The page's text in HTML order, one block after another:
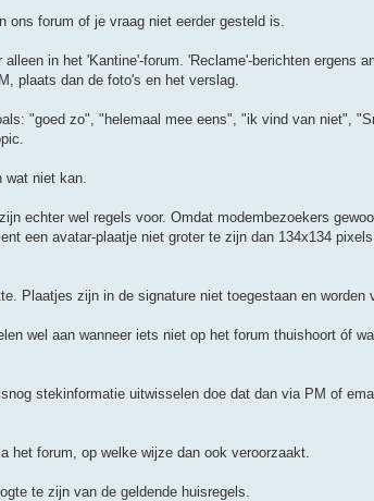
forum of je vraag niet eerder gesteld is.
in het 'Kantine'-forum. 'Reclame'-berichten ergens
plaats dan de foto's en het verslag.
"goed zo", "helemaal mee eens", "ik vind van niet",
niet kan.
echter wel regels voor. Omdat modembezoekers
een avatar-plaatje niet groter te zijn dan 134x134
Plaatjes zijn in de signature niet toegestaan en worden
wel aan wanneer iets niet op het forum thuishoort óf
stekinformatie uitwisselen doe dat dan via PM of
het forum, op welke wijze dan ook veroorzaakt.
te zijn van de geldende huisregels.